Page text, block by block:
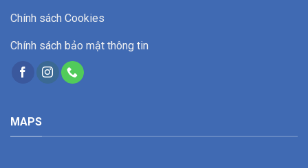
Chính sách Cookies
Chính sách bảo mật thông tin
MAPS